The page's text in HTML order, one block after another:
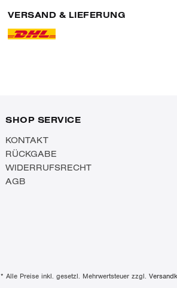
VERSAND & LIEFERUNG
SHOP SERVICE
KONTAKT
RÜCKGABE
WIDERRUFSRECHT
AGB
* Alle Preise inkl. gesetzl. Mehrwertsteuer zzgl.